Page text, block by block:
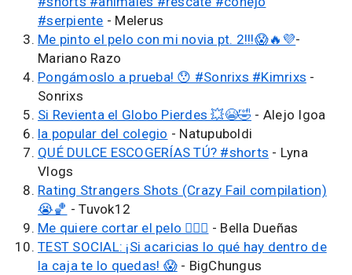
#serpiente - Melerus
Me pinto el pelo con mi novia pt. 2!!!😱🔥💜-
Mariano Razo
Pongámoslo a prueba! 😯 #Sonrixs #Kimrixs -
Sonrixs
Si Revienta el Globo Pierdes 💥😭🤣 - Alejo Igoa
la popular del colegio - Natupuboldi
QUÉ DULCE ESCOGERÍAS TÚ? #shorts - Lyna
Vlogs
Rating Strangers Shots (Crazy Fail compilation)
😭🏀 - Tuvok12
Me quiere cortar el pelo 💇🏻‍♀️ - Bella Dueñas
TEST SOCIAL: ¡Si acaricias lo qué hay dentro de
la caja te lo quedas! 😱- BigChungus